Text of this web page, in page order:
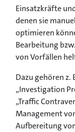
Einsatzkräfte
denen sie
optimieren
Bearbeitung
von Vorfällen
Dazu gehören
„Investigation
„Traffic
Management
Aufbereitung